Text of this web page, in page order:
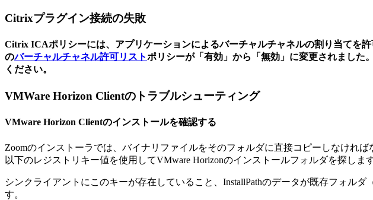
Citrixプラグイン接続の失敗
Citrix ICAポリシーには、アプリケーションによるバーチャルチャネルの割り当てを
のバーチャルチャネル許可リストポリシーが「有効」から「無効」に変更されました
ください。
VMWare Horizon Clientのトラブルシューティング
VMware Horizon Clientのインストールを確認する
Zoomのインストーラでは、バイナリファイルをそのフォルダに直接コピーしなけれ
以下のレジストリキー値を使用してVMware Horizonのインストールフォルダを探します
シンクライアントにこのキーが存在していること、InstallPathのデータが既存フォルダ
す。